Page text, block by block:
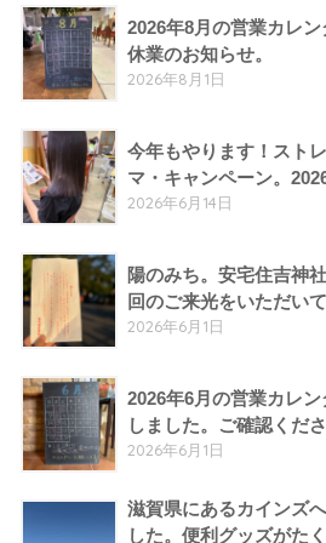
2026年8月の営業カレ
休業のお知らせ。
2026年8月1日
今年もやります！スト
マ・キャンペーン。2026
2026年6月14日
陽のみち。安宅住吉神
回のご来光をいただい
2026年6月1日
2026年6月の営業カレ
しました。ご確認くださ
2026年6月1日
滋賀県にあるカインズ
した。便利グッズがた